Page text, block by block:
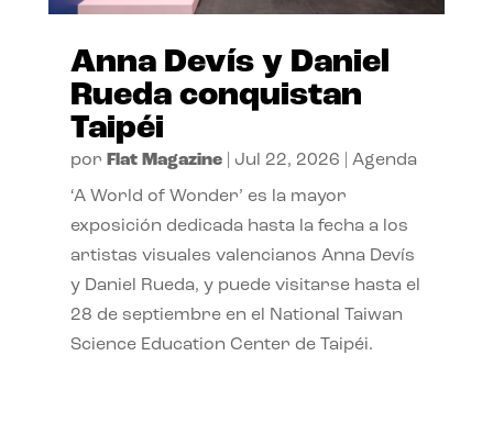
Anna Devís y Daniel
Rueda conquistan
Taipéi
por Flat Magazine| Jul 22, 2026 Agenda
‘A World of Wonder’ es la mayor
exposición dedicada hasta la fecha a los
artistas visuales valencianos Anna Devís
y Daniel Rueda, y puede visitarse hasta el
28 de septiembre en el National Taiwan
Science Education Center de Taipéi.